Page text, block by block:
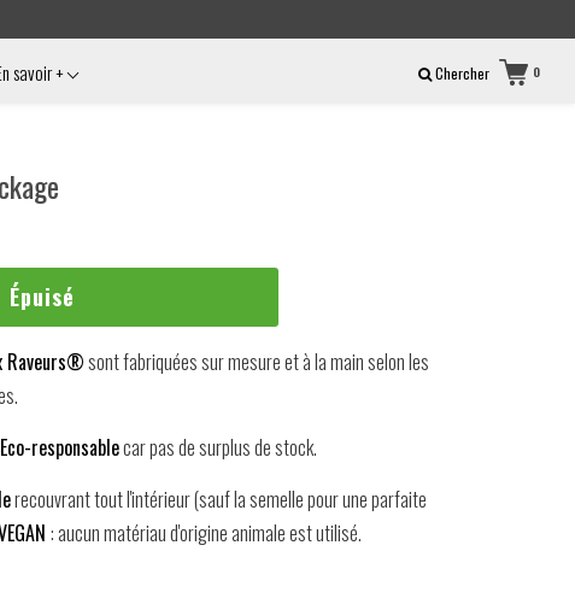
Chercher 0
savoir +
Épuisé
Raveurs®sont fabriquées sur mesure et à la main selon les
Eco-responsablecar pas de surplus de stock.
recouvrant tout l'intérieur (sauf la semelle pour une parfaite
: aucun matériau d'origine animale est utilisé.